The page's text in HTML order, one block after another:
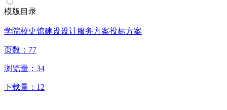
模版目录
学院校史馆建设设计服务方案投标方案
页数： 77
浏览量： 34
下载量： 12